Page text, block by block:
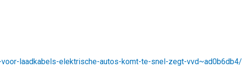
laadkabels-elektrische-autos-komt-te-snel-zegt-vvd~ad0b6db4/